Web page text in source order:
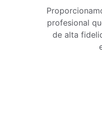
profesional
de alta